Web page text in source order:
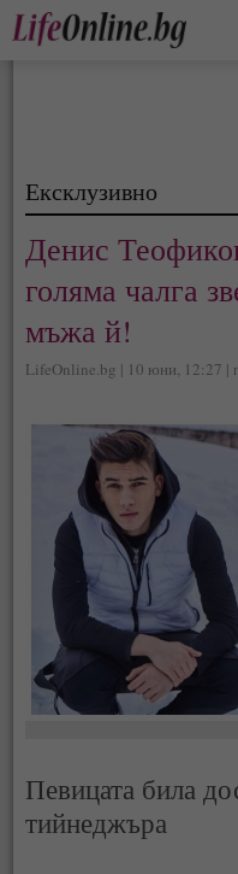
Ексклузивно
Денис
голяма чалга
мъжа й!
LifeOnline.bg | 10 юни, 12:27 |
Певицата била
тийнеджъра